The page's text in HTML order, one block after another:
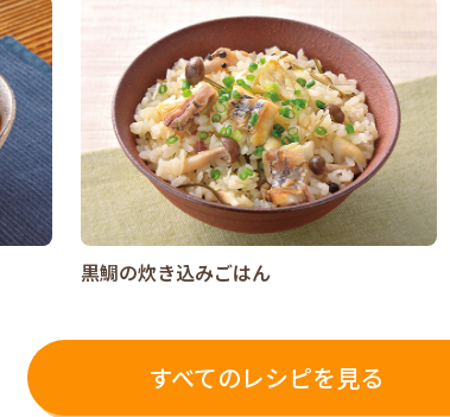
黒鯛の炊き込みごはん
すべてのレシピを見る